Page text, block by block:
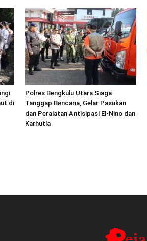
di
Polres Bengkulu Utara Siaga
Tanggap Bencana, Gelar Pasukan
dan Peralatan Antisipasi El-Nino dan
Karhutla